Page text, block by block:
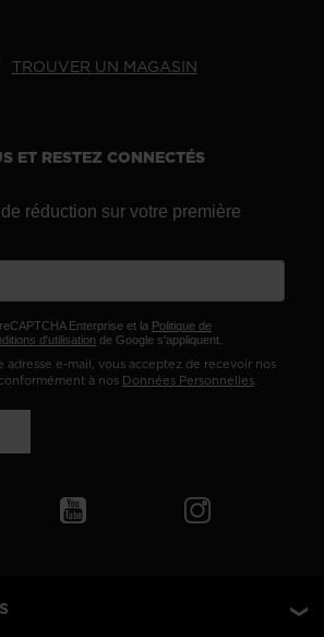
TROUVER UN MAGASIN
ET RESTEZ CONNECTÉS
réduction sur votre première
Enterprise et la Politique de
d'utilisation de Google s'appliquent.
adresse e-mail, vous acceptez de recevoir nos
à nos Données Personnelles.